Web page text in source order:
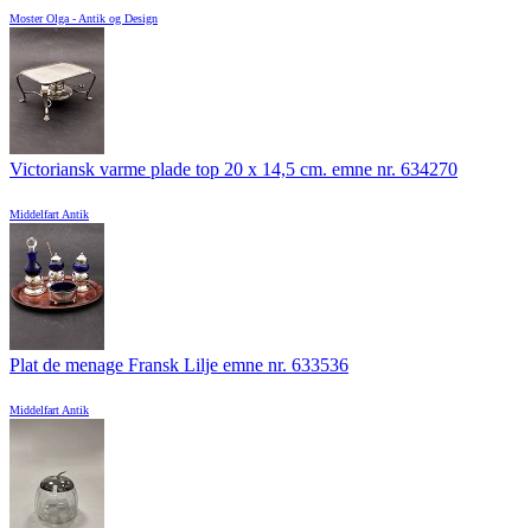
Moster Olga - Antik og Design
Victoriansk varme plade top 20 x 14,5 cm. emne nr. 634270
Middelfart Antik
Plat de menage Fransk Lilje emne nr. 633536
Middelfart Antik